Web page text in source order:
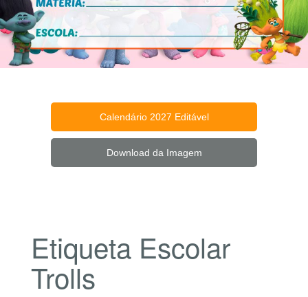
Calendário 2027 Editável
Download da Imagem
Etiqueta Escolar
Trolls